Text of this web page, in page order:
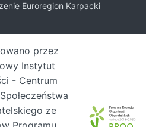
Euroregion Karpacki
przez
Instytut
- Centrum
ze